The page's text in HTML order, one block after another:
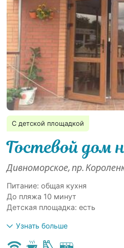
С детской площадкой
Гостевой дом
Дивноморское, пр.
Питание: общая кухня
До пляжа 10 минут
Детская площадка: есть
Узнать больше